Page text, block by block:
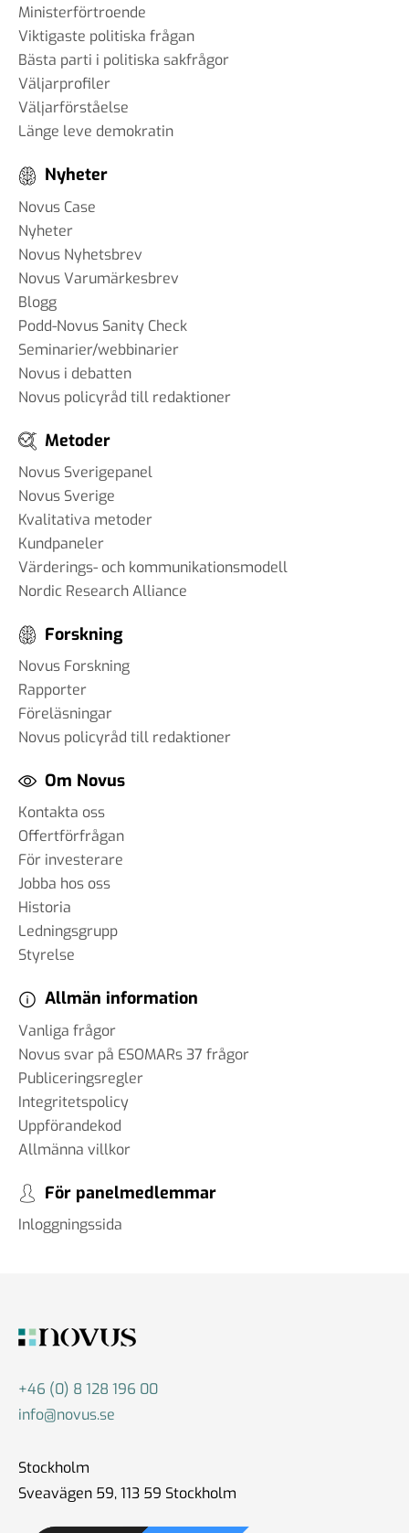
Ministerförtroende
Viktigaste politiska frågan
Bästa parti i politiska sakfrågor
Väljarprofiler
Väljarförståelse
Länge leve demokratin
Nyheter
Novus Case
Nyheter
Novus Nyhetsbrev
Novus Varumärkesbrev
Blogg
Podd-Novus Sanity Check
Seminarier/webbinarier
Novus i debatten
Novus policyråd till redaktioner
Metoder
Novus Sverigepanel
Novus Sverige
Kvalitativa metoder
Kundpaneler
Värderings- och kommunikationsmodell
Nordic Research Alliance
Forskning
Novus Forskning
Rapporter
Föreläsningar
Novus policyråd till redaktioner
Om Novus
Kontakta oss
Offertförfrågan
För investerare
Jobba hos oss
Historia
Ledningsgrupp
Styrelse
Allmän information
Vanliga frågor
Novus svar på ESOMARs 37 frågor
Publiceringsregler
Integritetspolicy
Uppförandekod
Allmänna villkor
För panelmedlemmar
Inloggningssida
+46 (0) 8 128 196 00
info@novus.se
Stockholm
Sveavägen 59, 113 59 Stockholm